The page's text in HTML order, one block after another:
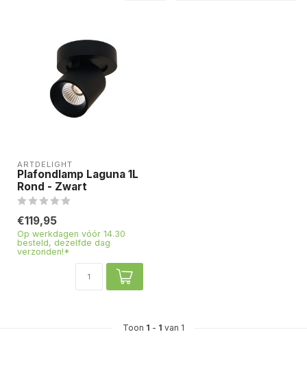
ARTDELIGHT
Plafondlamp Laguna 1L
Rond - Zwart
€119,95
Op werkdagen vóór 14.30
besteld, dezelfde dag
verzonden!*
Toon 1 - 1 van 1